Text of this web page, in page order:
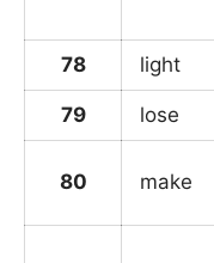
78 light
79 lose
80 make